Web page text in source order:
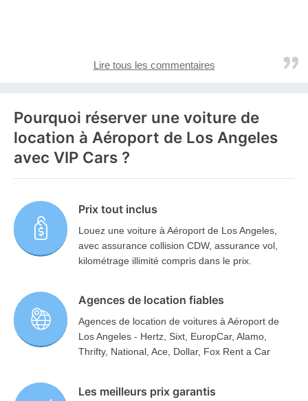
Lire tous les commentaires
Pourquoi réserver une voiture de
location à Aéroport de Los Angeles
avec VIP Cars ?
Prix tout inclus
Louez une voiture à Aéroport de Los Angeles,
avec assurance collision CDW, assurance vol,
kilométrage illimité compris dans le prix.
Agences de location fiables
Agences de location de voitures à Aéroport de
Los Angeles - Hertz, Sixt, EuropCar, Alamo,
Thrifty, National, Ace, Dollar, Fox Rent a Car
Les meilleurs prix garantis